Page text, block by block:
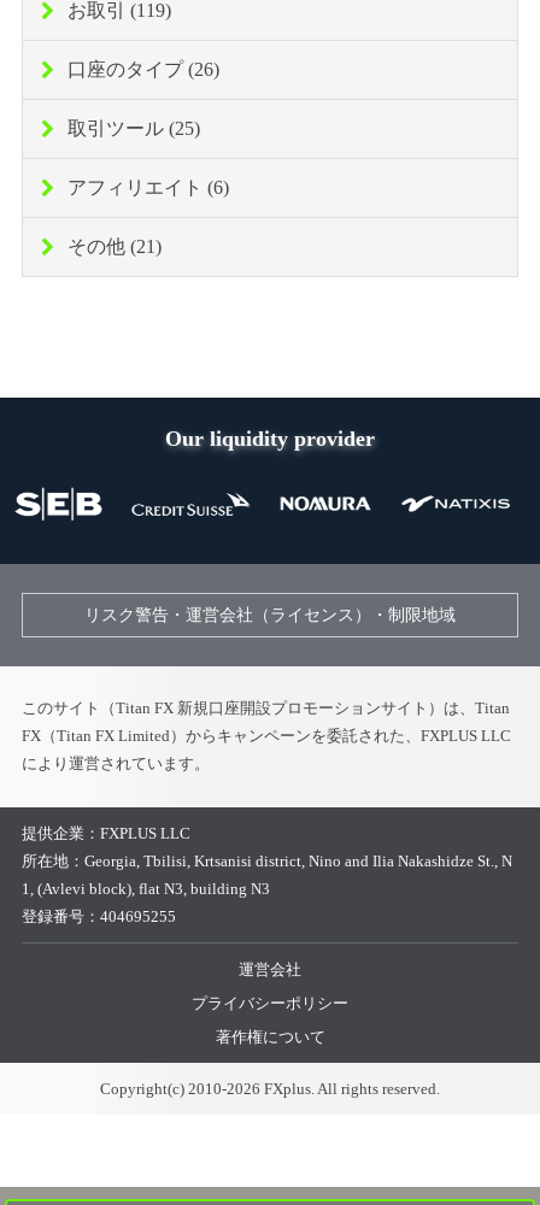
お取引 (119)
口座のタイプ (26)
取引ツール (25)
アフィリエイト (6)
その他 (21)
Our liquidity provider
リスク警告・運営会社（ライセンス）・制限地域
このサイト（Titan FX 新規口座開設プロモーションサイト）は、Titan
FX（Titan FX Limited）からキャンペーンを委託された、FXPLUS LLC
により運営されています。
提供企業： FXPLUS LLC
所在地： Georgia, Tbilisi, Krtsanisi district, Nino and Ilia Nakashidze St., N
1, (Avlevi block), flat N3, building N3
登録番号： 404695255
運営会社
プライバシーポリシー
著作権について
Copyright(c) 2010-2026 FXplus. All rights reserved.